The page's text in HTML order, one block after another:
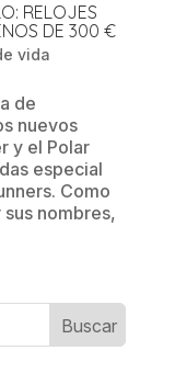
RELOJES
DE 300 €
vida
de
nuevos
y el Polar
especial
Como
nombres,